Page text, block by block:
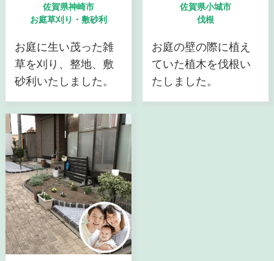
佐賀県神崎市
お庭草刈り・敷砂利
お庭に生い茂った雑
草を刈り、整地、敷
砂利いたしました。
佐賀県小城市
伐根
お庭の壁の際に植え
ていた植木を伐根い
たしました。